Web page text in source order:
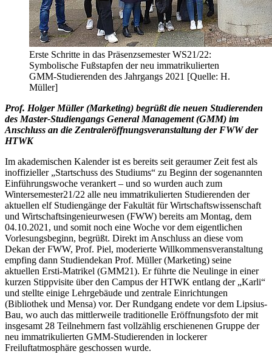
Erste Schritte in das Präsenzsemester WS21/22:
Symbolische Fußstapfen der neu immatrikulierten
GMM-Studierenden des Jahrgangs 2021 [Quelle: H.
Müller]
Prof. Holger Müller (Marketing) begrüßt die neuen Studierenden
des Master-Studiengangs General Management (GMM) im
Anschluss an die Zentraleröffnungsveranstaltung der FWW der
HTWK
Im akademischen Kalender ist es bereits seit geraumer Zeit fest als
inoffizieller „Startschuss des Studiums“ zu Beginn der sogenannten
Einführungswoche verankert – und so wurden auch zum
Wintersemester21/22 alle neu immatrikulierten Studierenden der
aktuellen elf Studiengänge der Fakultät für Wirtschaftswissenschaft
und Wirtschaftsingenieurwesen (FWW) bereits am Montag, dem
04.10.2021, und somit noch eine Woche vor dem eigentlichen
Vorlesungsbeginn, begrüßt. Direkt im Anschluss an diese vom
Dekan der FWW, Prof. Piel, moderierte Willkommensveranstaltung
empfing dann Studiendekan Prof. Müller (Marketing) seine
aktuellen Ersti-Matrikel (GMM21). Er führte die Neulinge in einer
kurzen Stippvisite über den Campus der HTWK entlang der „Karli“
und stellte einige Lehrgebäude und zentrale Einrichtungen
(Bibliothek und Mensa) vor. Der Rundgang endete vor dem Lipsius-
Bau, wo auch das mittlerweile traditionelle Eröffnungsfoto der mit
insgesamt 28 Teilnehmern fast vollzählig erschienenen Gruppe der
neu immatrikulierten GMM-Studierenden in lockerer
Freiluftatmosphäre geschossen wurde.